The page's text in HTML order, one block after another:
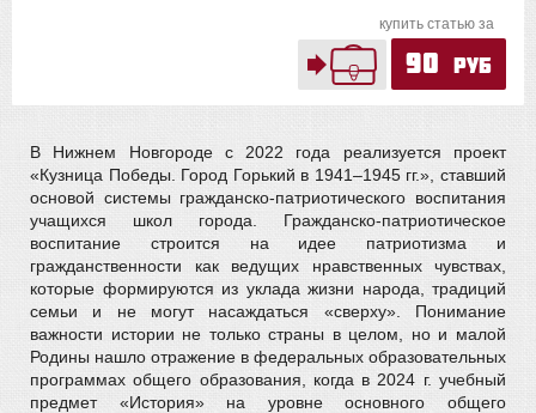
купить статью за
90 руб
В Нижнем Новгороде с 2022 года реализуется проект
«Кузница Победы. Город Горький в 1941–1945 гг.», ставший
основой системы гражданско-патриотического воспитания
учащихся школ города. Гражданско-патриотическое
воспитание строится на идее патриотизма и
гражданственности как ведущих нравственных чувствах,
которые формируются из уклада жизни народа, традиций
семьи и не могут насаждаться «сверху». Понимание
важности истории не только страны в целом, но и малой
Родины нашло отражение в федеральных образовательных
программах общего образования, когда в 2024 г. учебный
предмет «История» на уровне основного общего